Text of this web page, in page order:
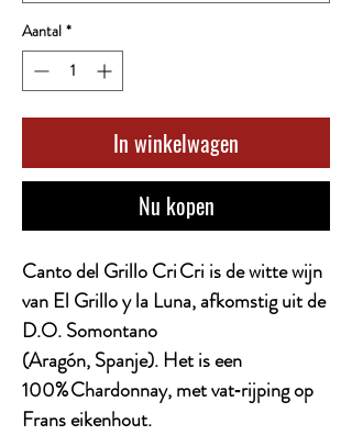
Aantal *
In winkelwagen
Nu kopen
Canto del Grillo Cri Cri is de witte wijn
van El Grillo y la Luna, afkomstig uit de
D.O. Somontano
(Aragón, Spanje). Het is een
100% Chardonnay, met vat‑rijping op
Frans eikenhout.